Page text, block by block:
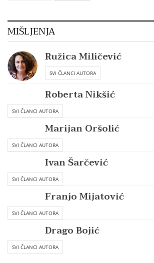
MIŠLJENJA
Ružica Miličević
SVI ČLANCI AUTORA
Roberta Nikšić
SVI ČLANCI AUTORA
Marijan Oršolić
SVI ČLANCI AUTORA
Ivan Šarčević
SVI ČLANCI AUTORA
Franjo Mijatović
SVI ČLANCI AUTORA
Drago Bojić
SVI ČLANCI AUTORA